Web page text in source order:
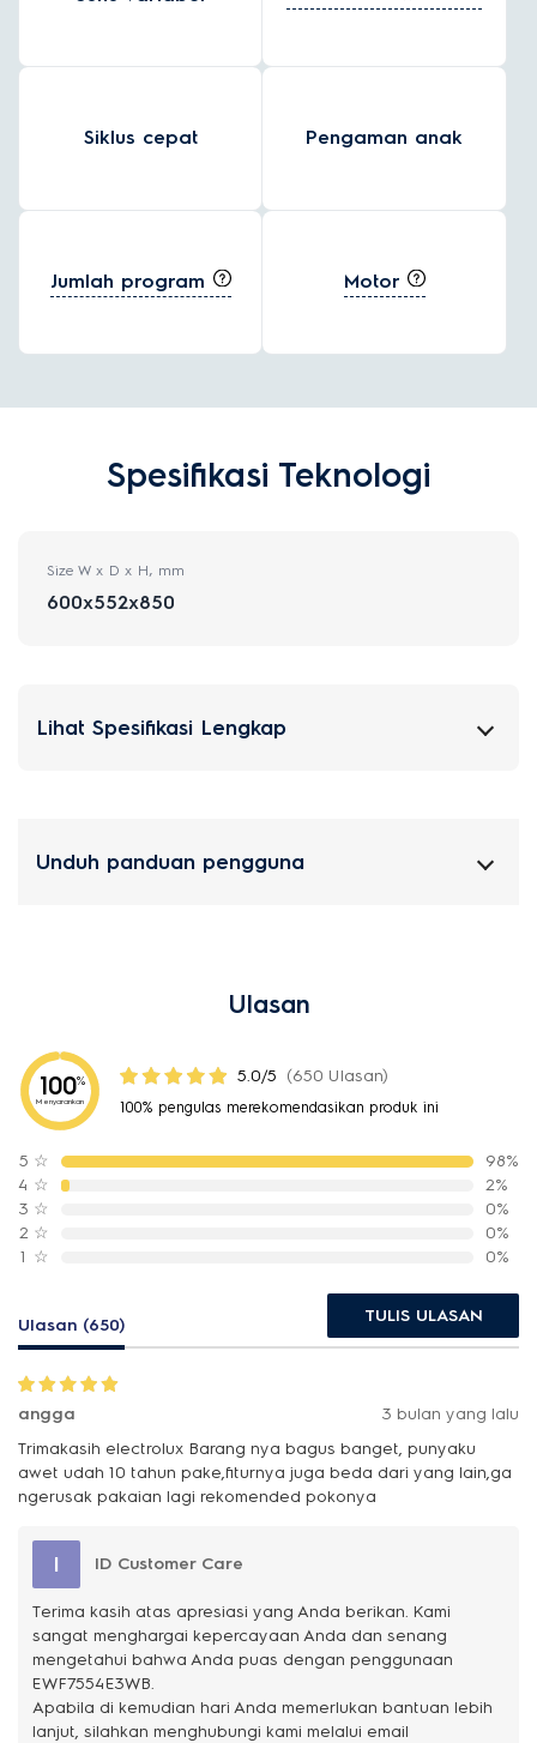
Siklus cepat Pengaman anak
Jumlah program Motor
Spesifikasi Teknologi
Size W x D x H, mm
600x552x850
Lihat Spesifikasi Lengkap
Unduh panduan pengguna
Ulasan
100%
Menyarankan
5.0/5 (650 Ulasan)
100% pengulas merekomendasikan produk ini
5 ☆
98%
4 ☆
2%
3 ☆
0%
2 ☆
0%
1 ☆ 0%
Ulasan (650) TULIS ULASAN
angga
3 bulan yang lalu
Trimakasih electrolux Barang nya bagus banget, punyaku
awet udah 10 tahun pake,fiturnya juga beda dari yang lain,ga
ngerusak pakaian lagi rekomended pokonya
I ID Customer Care
Terima kasih atas apresiasi yang Anda berikan. Kami
sangat menghargai kepercayaan Anda dan senang
mengetahui bahwa Anda puas dengan penggunaan
EWF7554E3WB.
Apabila di kemudian hari Anda memerlukan bantuan lebih
lanjut, silahkan menghubungi kami melalui email